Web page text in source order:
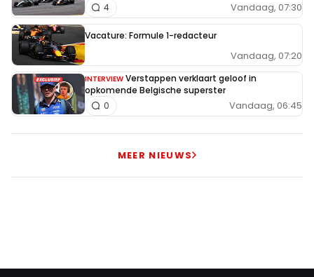
Noodstop
16 oktober 2025 10:32
🤣🤣🤣🤣🤣🤣 wat een humor heeft die gast 😂
Snelle_Garrit
16 oktober 2025 10:41
Wat een discussie over wie de slechtste is.
Vandaag, 07:30
4
Vacature: Formule 1-redacteur
Vandaag, 07:20
INTERVIEW Verstappen verklaart geloof in
opkomende Belgische superster
Vandaag, 06:45
0
MEER NIEUWS